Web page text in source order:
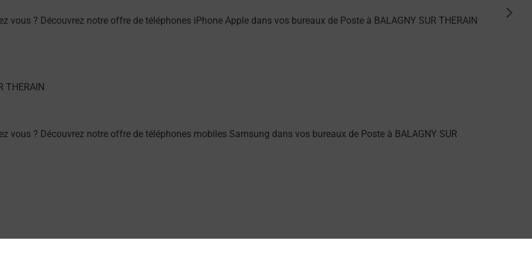
vous ? Découvrez notre offre de téléphones iPhone Apple dans vos bureaux de Poste à BALAGNY SUR THERAIN
vous ? Découvrez notre offre de téléphones mobiles Samsung dans vos bureaux de Poste à BALAGNY SUR